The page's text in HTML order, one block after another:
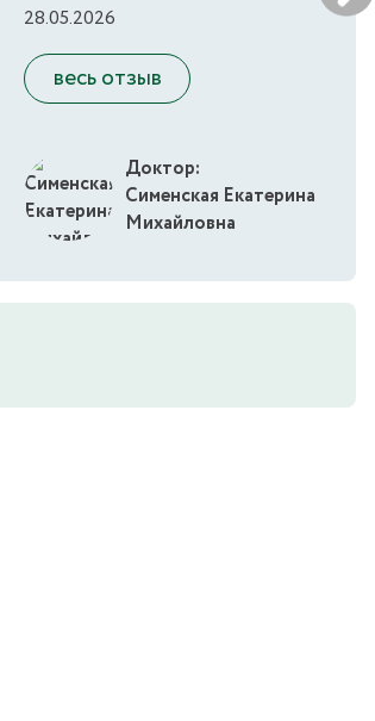
28.05.2026
весь отзыв
Доктор:
Сименская Екатерина
Михайловна